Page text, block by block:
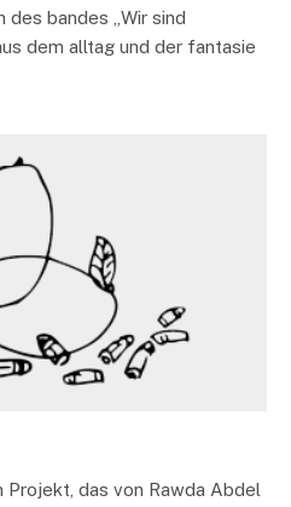
des bandes „Wir sind
dem alltag und der fantasie
Projekt, das von Rawda Abdel